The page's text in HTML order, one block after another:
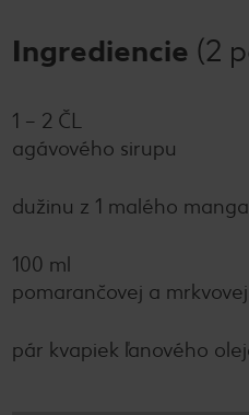
Ingrediencie (2
1 – 2 ČL
agávového sirupu
dužinu z 1 malého manga
100 ml
pomarančovej a
pár kvapiek ľanového